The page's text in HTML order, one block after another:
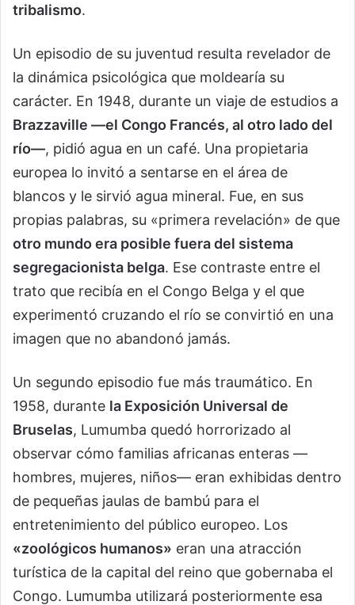
tribalismo.
Un episodio de su juventud resulta revelador de
la dinámica psicológica que moldearía su
carácter. En 1948, durante un viaje de estudios a
Brazzaville —el Congo Francés, al otro lado del
río—, pidió agua en un café. Una propietaria
europea lo invitó a sentarse en el área de
blancos y le sirvió agua mineral. Fue, en sus
propias palabras, su «primera revelación» de que
otro mundo era posible fuera del sistema
segregacionista belga. Ese contraste entre el
trato que recibía en el Congo Belga y el que
experimentó cruzando el río se convirtió en una
imagen que no abandonó jamás.
Un segundo episodio fue más traumático. En
1958, durante la Exposición Universal de
Bruselas, Lumumba quedó horrorizado al
observar cómo familias africanas enteras —
hombres, mujeres, niños— eran exhibidas dentro
de pequeñas jaulas de bambú para el
entretenimiento del público europeo. Los
«zoológicos humanos» eran una atracción
turística de la capital del reino que gobernaba el
Congo. Lumumba utilizará posteriormente esa